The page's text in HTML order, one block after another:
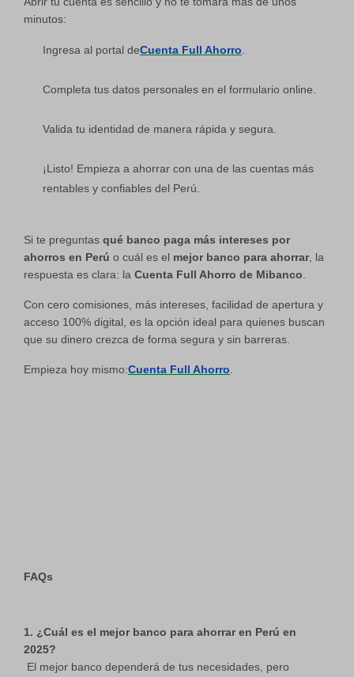
minutos:
Ingresa al portal deCuenta Full Ahorro.
Completa tus datos personales en el formulario online.
Valida tu identidad de manera rápida y segura.
¡Listo! Empieza a ahorrar con una de las cuentas más
rentables y confiables del Perú.
Si te preguntas qué banco paga más intereses por
ahorros en Perú o cuál es el mejor banco para ahorrar, la
respuesta es clara: la Cuenta Full Ahorro de Mibanco.
Con cero comisiones, más intereses, facilidad de apertura y
acceso 100% digital, es la opción ideal para quienes buscan
que su dinero crezca de forma segura y sin barreras.
Empieza hoy mismo:Cuenta Full Ahorro.
FAQs
1. ¿Cuál es el mejor banco para ahorrar en Perú en
2025?
El mejor banco dependerá de tus necesidades, pero